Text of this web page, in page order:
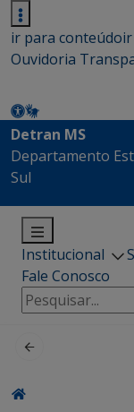
ir para conteúdo
Ouvidoria
Detran MS
Departamento
Sul
Institucional
Fale Conosco
Pesquisar
por: